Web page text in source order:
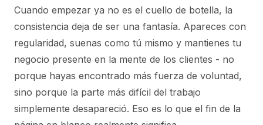
Cuando empezar ya no es el cuello de botella, la
consistencia deja de ser una fantasía. Apareces con
regularidad, suenas como tú mismo y mantienes tu
negocio presente en la mente de los clientes - no
porque hayas encontrado más fuerza de voluntad,
sino porque la parte más difícil del trabajo
simplemente desapareció. Eso es lo que el fin de la